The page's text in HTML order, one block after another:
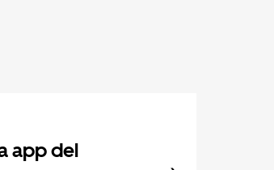
app del